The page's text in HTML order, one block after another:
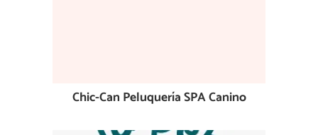
Chic-Can Peluquería SPA Canino